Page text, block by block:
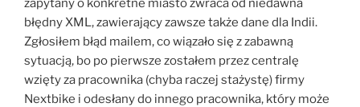
błędny XML, zawierający zawsze także dane dla Indii.
Zgłosiłem błąd mailem, co wiązało się z zabawną
sytuacją, bo po pierwsze zostałem przez centralę
wzięty za pracownika (chyba raczej stażystę) firmy
Nextbike i odesłany do innego pracownika, który może